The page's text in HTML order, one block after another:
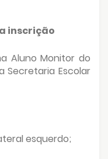
inscrição
Aluno Monitor do
Secretaria Escolar
esquerdo;